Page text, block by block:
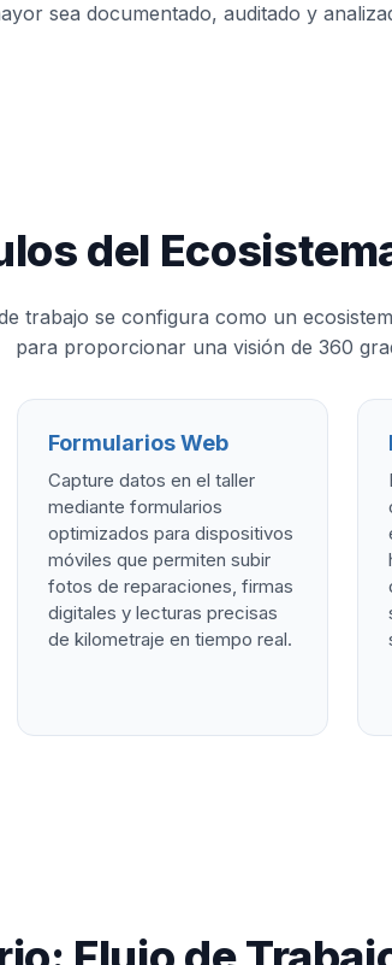
sea documentado, auditado y
del
trabajo se configura como un
para proporcionar una visión de 360
Formularios Web
Capture datos en el taller
mediante formularios
optimizados para dispositivos
móviles que permiten subir
fotos de reparaciones, firmas
digitales y lecturas precisas
de kilometraje en tiempo real.